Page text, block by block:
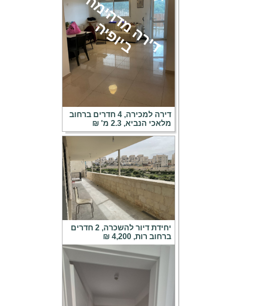
ד
י
ר
ה
מ
ד
ה
י
מ
ה
ב
י
ו
פ
י
ה
דירה למכירה, 4 חדרים ברחוב
מלאכי הנביא, 2.3 מ' ₪
יחידת דיור להשכרה, 2 חדרים
ברחוב רות, 4,200 ₪